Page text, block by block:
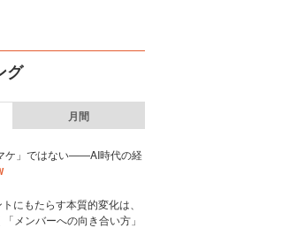
グ
月間
ケ」ではない——AI時代の経
にもたらす本質的変化は、
メンバーへの向き合い方」